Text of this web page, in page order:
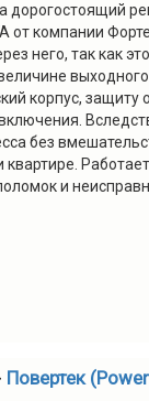
дорогостоящий
от компании
него, так как
корпус, защиту
без
и
Повертек